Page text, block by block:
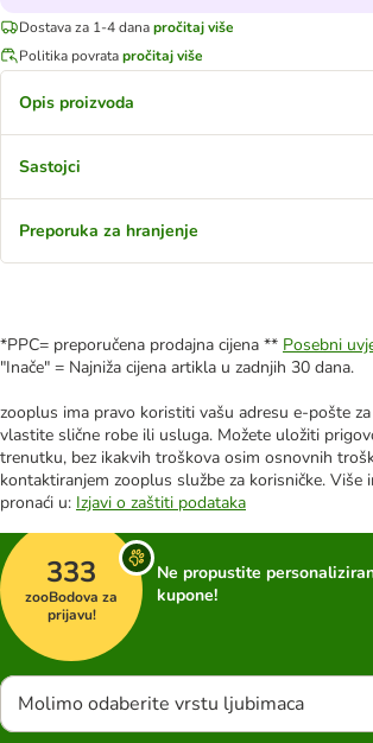
Dostava za 1-4 danapročitaj više
Politika povratapročitaj više
Opis proizvoda
Sastojci
Preporuka za hranjenje
*PPC= preporučena prodajna cijena ** Posebni
"Inače" = Najniža cijena artikla u zadnjih 30 dana.
zooplus ima pravo koristiti vašu adresu e-pošte
vlastite slične robe ili usluga. Možete uložiti
trenutku, bez ikakvih troškova osim osnovnih
kontaktiranjem zooplus službe za korisničke. Više
pronaći u: Izjavi o zaštiti podataka
333
zooBodova za
prijavu!
Ne propustite
kupone!
Molimo odaberite vrstu ljubimaca